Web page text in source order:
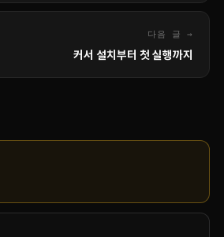
다음 글 →
커서 설치부터 첫 실행까지